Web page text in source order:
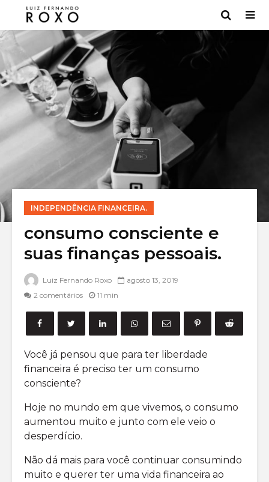
INDEPENDÊNCIA FINANCEIRA.
consumo consciente e
suas finanças pessoais.
Luiz Fernando Roxo
agosto 13, 2019
2 comentários
11 min
Você já pensou que para ter liberdade
financeira é preciso ter um consumo
consciente?
Hoje no mundo em que vivemos, o consumo
aumentou muito e junto com ele veio o
desperdício.
Não dá mais para você continuar consumindo
muito e querer ter uma vida financeira ao
7 melhores [Lista
2022]
derivativos:
como funciona e
investir
proventos?
Entenda de uma
o que é